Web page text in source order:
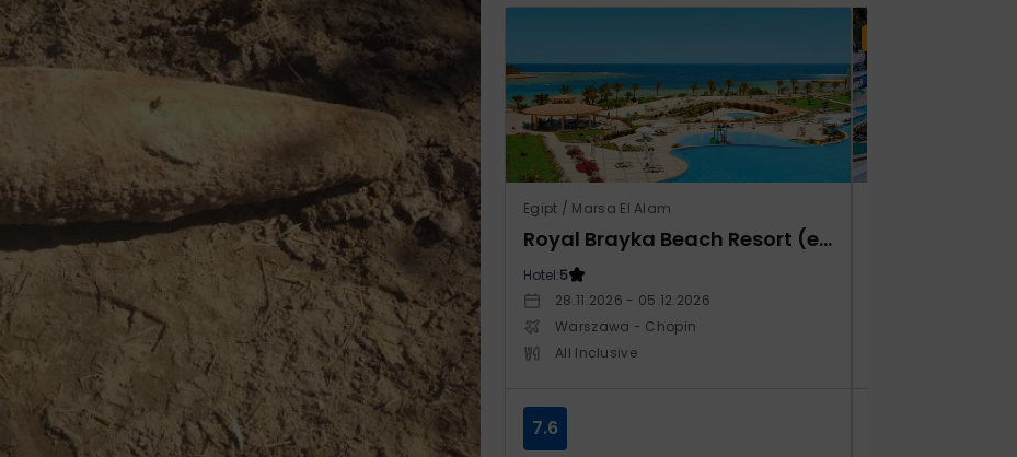
Egipt / Marsa El Alam
Royal Brayka Beach Resort (ex Zee Brayka)
Hotel:5
28.11.2026 - 05.12.2026
Warszawa - Chopin
All Inclusive
7.6